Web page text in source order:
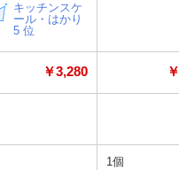
キッチンスケ
ール・はかり
5 位
￥3,280
1個